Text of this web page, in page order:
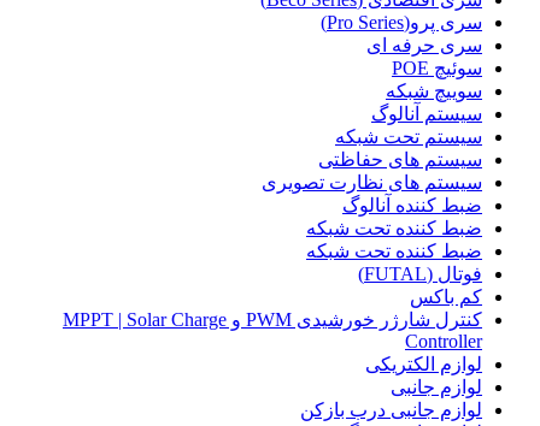
سری پرو(Pro Series)
سری حرفه ای
سوئیچ POE
سوییچ شبکه
سیستم آنالوگ
سیستم تحت شبکه
سیستم های حفاظتی
سیستم های نظارت تصویری
ضبط کننده آنالوگ
ضبط کننده تحت شبکه
ضبط کننده تحت شبکه
فوتال (FUTAL)
کم باکس
کنترل شارژر خورشیدی PWM و MPPT | Solar Charge
Controller
لوازم الکتریکی
لوازم جانبی
لوازم جانبی درب بازکن